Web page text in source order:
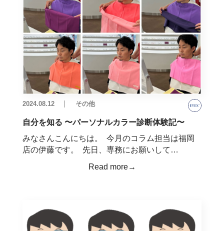
2024.08.12 その他
自分を知る 〜パーソナルカラー診断体験記〜
みなさんこんにちは。 今月のコラム担当は福岡
店の伊藤です。 先日、専務にお願いして…
Read more→